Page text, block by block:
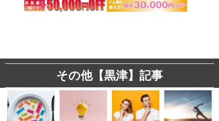
その他【黒津】記事